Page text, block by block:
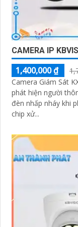
CAMERA IP
1,400,000 ₫
Camera Giám Sát
phát hiện người
đèn nhấp nháy khi phát hiện
chip xử...